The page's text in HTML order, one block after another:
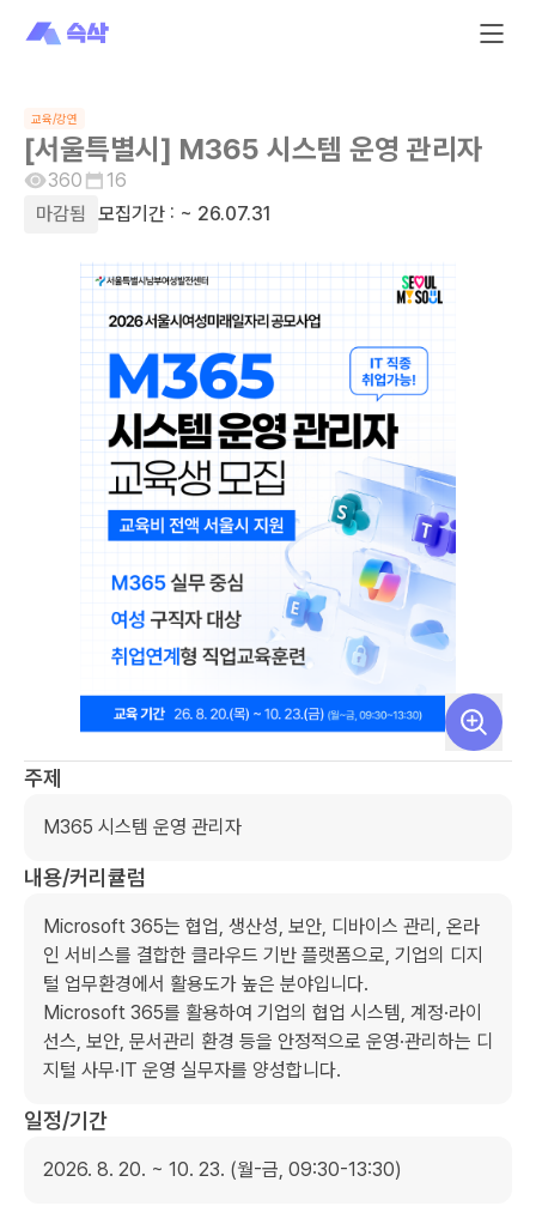
교육/강연
[서울특별시] M365 시스템 운영 관리자
360
16
마감됨
모집기간 : ~ 26.07.31
주제
M365 시스템 운영 관리자
내용/커리큘럼
Microsoft 365는 협업, 생산성, 보안, 디바이스 관리, 온라
인 서비스를 결합한 클라우드 기반 플랫폼으로, 기업의 디지
털 업무환경에서 활용도가 높은 분야입니다.
Microsoft 365를 활용하여 기업의 협업 시스템, 계정·라이
선스, 보안, 문서관리 환경 등을 안정적으로 운영·관리하는 디
지털 사무·IT 운영 실무자를 양성합니다.
일정/기간
2026. 8. 20. ~ 10. 23. (월-금, 09:30-13:30)